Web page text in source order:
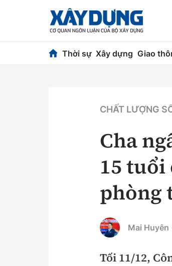
Thời sự Xây dựng Giao
Chuyện dọc đường
CHẤT LƯỢNG
Cha
15
phòng
Mai Huyên
Tối 11/12,